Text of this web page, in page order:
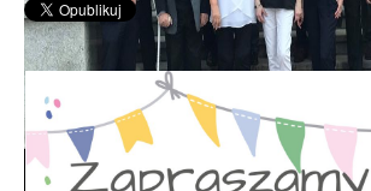
Rada Osiedla - skład, regulamin